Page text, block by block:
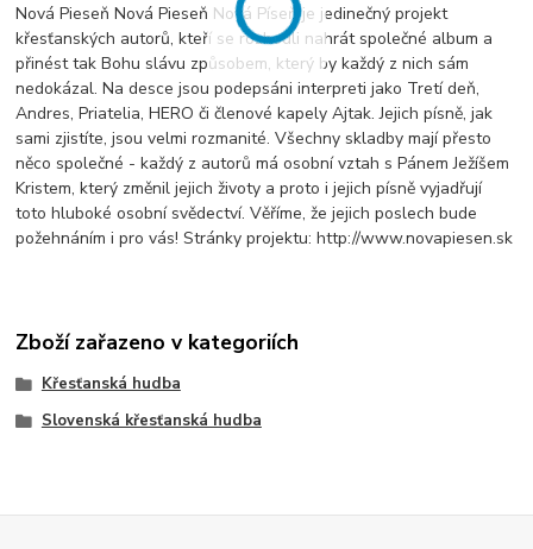
Nová Pieseň Nová Pieseň Nová Píseň je jedinečný projekt
křesťanských autorů, kteří se rozhodli nahrát společné album a
přinést tak Bohu slávu způsobem, který by každý z nich sám
nedokázal. Na desce jsou podepsáni interpreti jako Tretí deň,
Andres, Priatelia, HERO či členové kapely Ajtak. Jejich písně, jak
sami zjistíte, jsou velmi rozmanité. Všechny skladby mají přesto
něco společné - každý z autorů má osobní vztah s Pánem Ježíšem
Kristem, který změnil jejich životy a proto i jejich písně vyjadřují
toto hluboké osobní svědectví. Věříme, že jejich poslech bude
požehnáním i pro vás! Stránky projektu: http://www.novapiesen.sk
Zboží zařazeno v kategoriích
Křesťanská hudba
Slovenská křesťanská hudba